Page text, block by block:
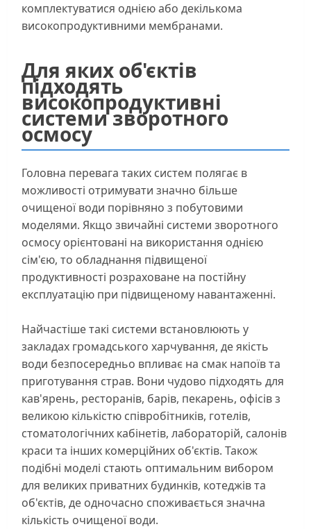
комплектуватися однією або декількома
високопродуктивними мембранами.
Для яких об'єктів
підходять
високопродуктивні
системи зворотного
осмосу
Головна перевага таких систем полягає в
можливості отримувати значно більше
очищеної води порівняно з побутовими
моделями. Якщо звичайні системи зворотного
осмосу орієнтовані на використання однією
сім'єю, то обладнання підвищеної
продуктивності розраховане на постійну
експлуатацію при підвищеному навантаженні.
Найчастіше такі системи встановлюють у
закладах громадського харчування, де якість
води безпосередньо впливає на смак напоїв та
приготування страв. Вони чудово підходять для
кав'ярень, ресторанів, барів, пекарень, офісів з
великою кількістю співробітників, готелів,
стоматологічних кабінетів, лабораторій, салонів
краси та інших комерційних об'єктів. Також
подібні моделі стають оптимальним вибором
для великих приватних будинків, котеджів та
об'єктів, де одночасно споживається значна
кількість очищеної води.